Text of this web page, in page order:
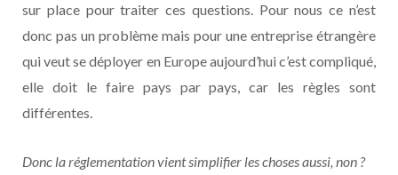
sur place pour traiter ces questions. Pour nous ce n’est
donc pas un problème mais pour une entreprise étrangère
qui veut se déployer en Europe aujourd’hui c’est compliqué,
elle doit le faire pays par pays, car les règles sont
différentes.
Donc la réglementation vient simplifier les choses aussi, non ?